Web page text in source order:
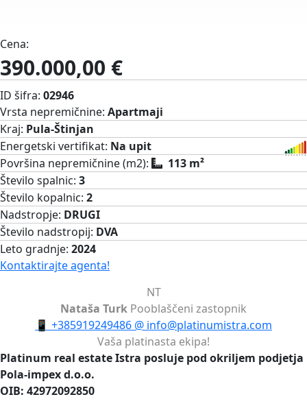
Cena:
390.000,00 €
ID šifra: 02946
Vrsta nepremičnine: Apartmaji
Kraj: Pula-Štinjan
Energetski vertifikat: Na upit
Površina nepremičnine (m2):
113 m²
Število spalnic: 3
Število kopalnic: 2
Nadstropje: DRUGI
Število nadstropij: DVA
Leto gradnje: 2024
Kontaktirajte agenta!
NT
Nataša Turk Pooblaščeni zastopnik
📱 +385919249486 @ info@platinumistra.com
Vaša platinasta ekipa!
Platinum real estate Istra posluje pod okriljem podjetja
Pola-impex d.o.o.
OIB: 42972092850